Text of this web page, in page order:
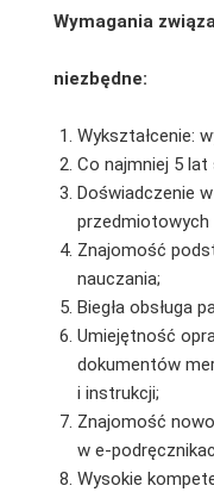
Wymagania
niezbędne:
Wykształcenie:
Co najmniej 5 lat
Doświadczenie
przedmiotowych
Znajomość
nauczania;
Biegła obsługa
Umiejętność
dokumentów
i instrukcji;
Znajomość
w e-
Wysokie